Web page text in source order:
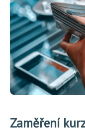
Zaměření